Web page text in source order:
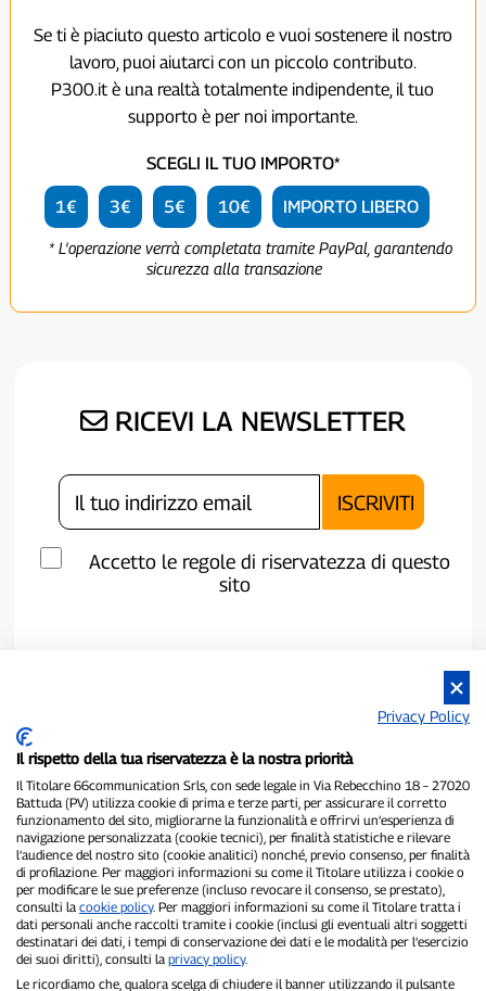
Se ti è piaciuto questo articolo e vuoi sostenere il nostro
lavoro, puoi aiutarci con un piccolo contributo.
P300.it è una realtà totalmente indipendente, il tuo
supporto è per noi importante.
SCEGLI IL TUO IMPORTO*
1€ 3€ 5€ 10€ IMPORTO LIBERO
* L'operazione verrà completata tramite PayPal, garantendo
sicurezza alla transazione
RICEVI LA NEWSLETTER
Accetto le regole di riservatezza di questo
sito
P300.it è una Testata Giornalistica indipendente
Registrazione numero 1/2021 del 1/2/2021 - Tribunale di Pavia
Proprietario ed editore:66communication Srls- P.IVA
02798890188
Direttore Responsabile:Alessandro Secchi- Vicedirettore:Federico
Benedusi
Privacy Policy-Cookie Policy
Privacy Policy
Il rispetto della tua riservatezza è la nostra priorità
Il Titolare 66communication Srls, con sede legale in Via Rebecchino 18 – 27020
Battuda (PV) utilizza cookie di prima e terze parti, per assicurare il corretto
funzionamento del sito, migliorarne la funzionalità e offrirvi un’esperienza di
navigazione personalizzata (cookie tecnici), per finalità statistiche e rilevare
l’audience del nostro sito (cookie analitici) nonché, previo consenso, per finalità
di profilazione. Per maggiori informazioni su come il Titolare utilizza i cookie o
per modificare le sue preferenze (incluso revocare il consenso, se prestato),
consulti la cookie policy. Per maggiori informazioni su come il Titolare tratta i
dati personali anche raccolti tramite i cookie (inclusi gli eventuali altri soggetti
destinatari dei dati, i tempi di conservazione dei dati e le modalità per l’esercizio
dei suoi diritti), consulti la privacy policy.
Le ricordiamo che, qualora scelga di chiudere il banner utilizzando il pulsante